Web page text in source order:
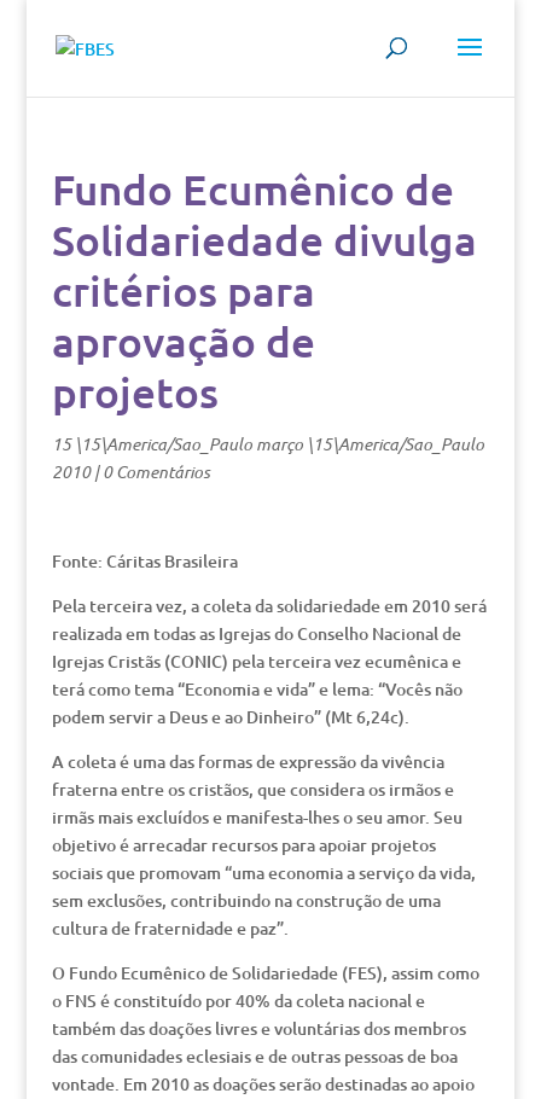
Fundo Ecumênico de
Solidariedade divulga
critérios para
aprovação de
projetos
15 \15\America/Sao_Paulo março \15\America/Sao_Paulo
2010|0 Comentários
Fonte: Cáritas Brasileira
Pela terceira vez, a coleta da solidariedade em 2010 será
realizada em todas as Igrejas do Conselho Nacional de
Igrejas Cristãs (CONIC) pela terceira vez ecumênica e
terá como tema “Economia e vida” e lema: “Vocês não
podem servir a Deus e ao Dinheiro” (Mt 6,24c).
A coleta é uma das formas de expressão da vivência
fraterna entre os cristãos, que considera os irmãos e
irmãs mais excluídos e manifesta-lhes o seu amor. Seu
objetivo é arrecadar recursos para apoiar projetos
sociais que promovam “uma economia a serviço da vida,
sem exclusões, contribuindo na construção de uma
cultura de fraternidade e paz”.
O Fundo Ecumênico de Solidariedade (FES), assim como
o FNS é constituído por 40% da coleta nacional e
também das doações livres e voluntárias dos membros
das comunidades eclesiais e de outras pessoas de boa
vontade. Em 2010 as doações serão destinadas ao apoio